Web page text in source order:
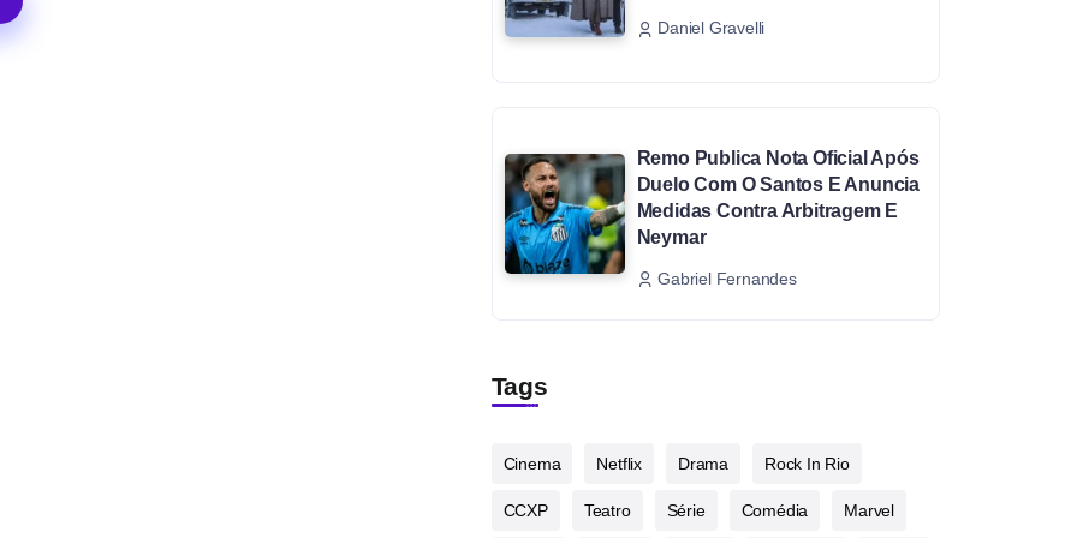
Daniel Gravelli
Remo Publica Nota Oficial Após
Duelo Com O Santos E Anuncia
Medidas Contra Arbitragem E
Neymar
Gabriel Fernandes
Tags
Cinema Netflix Drama Rock In Rio
CCXP Teatro Série Comédia Marvel